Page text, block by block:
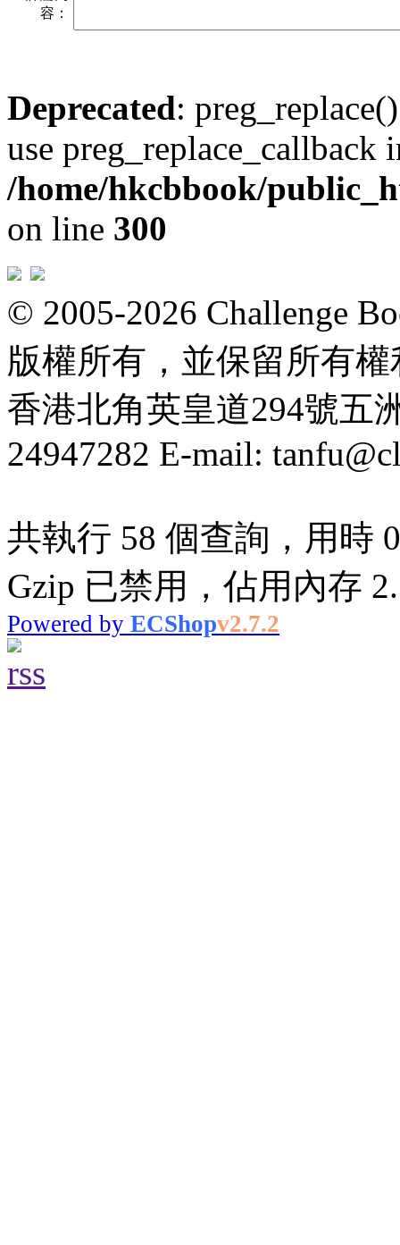
容：
Deprecated:
use preg_replace_callback
/home/hkcbbook/
on line 300
© 2005-2026 Challenge
版權所有，並保留所有權
香港北角英皇道294號五
24947282 E-mail:
共執行 58 個查詢，用時
Gzip 已禁用，佔用內存
Powered by ECShopv2.7.2